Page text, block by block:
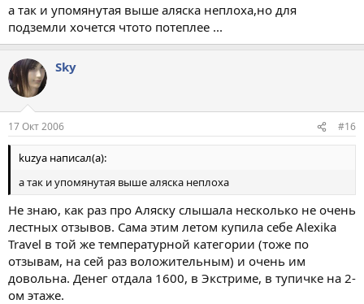
а так и упомянутая выше аляска неплоха,но для
подземли хочется чтото потеплее ...
Sky
17 Окт 2006 #16
kuzya написал(а):
а так и упомянутая выше аляска неплоха
Не знаю, как раз про Аляску слышала несколько не очень
лестных отзывов. Сама этим летом купила себе Alexika
Travel в той же температурной категории (тоже по
отзывам, на сей раз воложительным) и очень им
довольна. Денег отдала 1600, в Экстриме, в тупичке на 2-
ом этаже.